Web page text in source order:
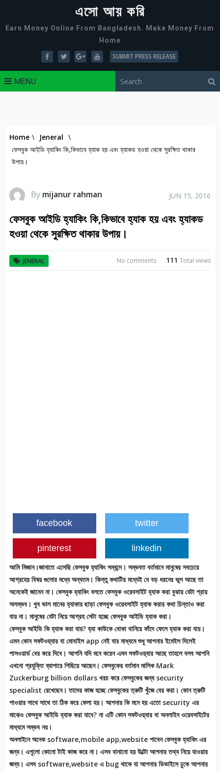
এসো আয় করি
Earn Money Online From Bangladesh. Make Money From
Home
SUBMIT PRESS RELEASE
MENU
Home \ Jeneral \
ফেসবুক আইডি হ্যাকিং কি,কিভাবে হ্যাক হয় এবং হ্যাকড হওয়া থেকে সুরক্ষিত থাকার
উপায়।
By mijanur rahman JUN 15, 2016
ফেসবুক আইডি হ্যাকিং কি,কিভাবে হ্যাক হয় এবং হ্যাকড
হওয়া থেকে সুরক্ষিত থাকার উপায়।
JENERAL 111Total views
No comments
facebook twitter
pinterest linkedin
আমি মিজান।জানাতে এসেছি ফেসবুক হ্যাকিং সম্বন্দে। সম্ভবত বর্তমানে মানুষের সবচেয়ে
আগ্রহের বিষয় গুলোর মধ্যে অন্যতম। কিন্তু কথাটির মধ্যেই যে বড় ধরনের ভুল আছে তা
অনেকেই জানেন না। ফেসবুক হ্যাকিং বলতে ফেসবুক ওয়েবসাইট হ্যাক করা বুঝায় যেটা প্রায়
অসম্ভব। খুব ভাল মানের হ্যাকার ছাড়া ফেসবুক ওয়েবসাইট হ্যাক করার কথা চিন্তাও করা
যায় না। মানুষের যেটা নিয়ে আগ্রহ সেটা হচ্ছে ফেসবুক আইডি হ্যাক করা।
ফেসবুক আইডি কি হ্যাক করা যায়? হ্যা কাউকে বোকা বানিয়ে ফাঁদে ফেলে হ্যাক করা যায়।
এমন কোন সফটওয়্যার বা মোবাইল app নেই যার মাধ্যমে শুধু আপনার ইমেইল দিলেই
পাসওয়ার্ড বের করে দিবে। আপনি যদি মনে করেন এমন সফটওয়্যার আছে তাহলে বলব আপনি
এখনো প্রযুক্তি ব্যাপারে পিছিয়ে আছেন। ফেসবুকের বর্তমান মালিক Mark
Zuckerburg billion dollars খরচ করে ফেসবুকের জন্য security
specialist রেখেছেন। তাদের কাজ হচ্ছে ফেসবুকের ত্রুটি খুঁজে বের করা। কোন ত্রুটি
পাওয়ার সাথে সাথে তা ঠিক করে ফেলা হয়। আপনার কি মনে হয় এতো security এর
মাঝেও ফেসবুক আইডি হ্যাক করা যাবে? না এটি কোন সফটওয়্যার বা অনলাইন ওয়েবসাইটের
মাধ্যমে সম্ভব নয়।
অনলাইনে অনেক software,mobile app,website পাবেন ফেসবুক হ্যাকিং এর
জন্য। এগূলো কোনো টাই কাজ করে না। এসব বানানো হয় উল্টো আপনার তথ্য নিয়ে যাওয়ার
জন্য। এসব software,website এ bug থাকে যা আপনার ডিভাইসে ঢুকে আপনার